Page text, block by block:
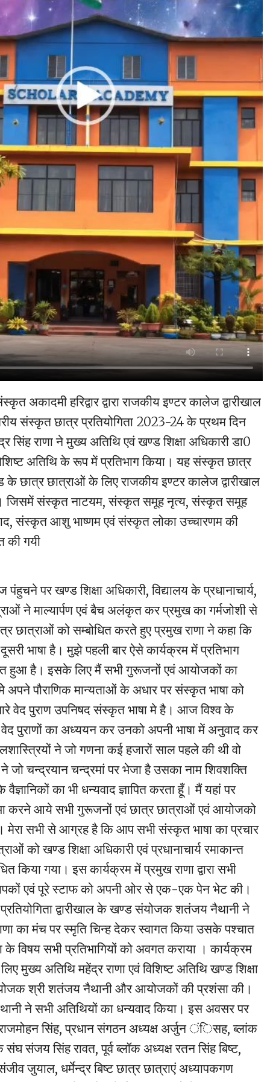
अकादमी हरिद्वार द्वारा राजकीय इण्टर कालेज द्वारीखाल
संस्कृत छात्र प्रतियोगिता 2023-24 के प्रथम दिन
सिंह राणा ने मुख्य अतिथि एवं खण्ड शिक्षा अधिकारी डा0
अतिथि के रूप में प्रतिभाग किया। यह संस्कृत छात्र
के छात्र छात्राओं के लिए राजकीय इण्टर कालेज द्वारीखाल
जिसमें संस्कृत नाटयम, संस्कृत समूह नृत्य, संस्कृत समूह
संस्कृत आशु भाष्णम एवं संस्कृत लोका उच्चारणम की
की गयी
पंहुचने पर खण्ड शिक्षा अधिकारी, विद्यालय के प्रधानाचार्य,
ने माल्यार्पण एवं बैच अलंकृत कर प्रमुख का गर्मजोशी से
छात्राओं को सम्बोधित करते हुए प्रमुख राणा ने कहा कि
भाषा है। मुझे पहली बार ऐसे कार्यक्रम में प्रतिभाग
हुआ है। इसके लिए मैं सभी गुरूजनों एवं आयोजकों का
अपने पौराणिक मान्यताओं के अधार पर संस्कृत भाषा को
वेद पुराण उपनिषद संस्कृत भाषा मे है। आज विश्व के
वेद पुराणों का अध्ययन कर उनको अपनी भाषा में अनुवाद कर
ने जो गणना कई हजारों साल पहले की थी वो
जो चन्द्रयान चन्द्रमां पर भेजा है उसका नाम शिवशक्ति
का भी धन्यवाद ज्ञापित करता हूँ। मैं यहां पर
करने आये सभी गुरूजनों एवं छात्र छात्राओं एवं आयोजको
मेरा सभी से आग्रह है कि आप सभी संस्कृत भाषा का प्रचार
को खण्ड शिक्षा अधिकारी एवं प्रधानाचार्य रमाकान्त
किया गया। इस कार्यक्रम में प्रमुख राणा द्वारा सभी
एवं पूरे स्टाफ को अपनी ओर से एक-एक पेन भेट की।
द्वारीखाल के खण्ड संयोजक शतंजय नैथानी ने
का मंच पर स्मृति चिन्ह देकर स्वागत किया उसके पश्चात
विषय सभी प्रतिभागियों को अवगत कराया । कार्यक्रम
अतिथि महेंद्र राणा एवं विशिष्ट अतिथि खण्ड शिक्षा
श्री शतंजय नैथानी और आयोजकों की प्रशंसा की।
ने सभी अतिथियों का धन्यवाद किया। इस अवसर पर
सिंह, प्रधान संगठन अध्यक्ष अर्जुन ंिसह, ब्लांक
संघ संजय सिंह रावत, पूर्व ब्लॉक अध्यक्ष रतन सिंह बिष्ट,
जुयाल, धर्मेन्द्र बिष्ट छात्र छात्राएं अध्यापकगण